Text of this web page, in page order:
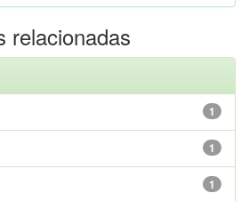
relacionadas
1
1
1